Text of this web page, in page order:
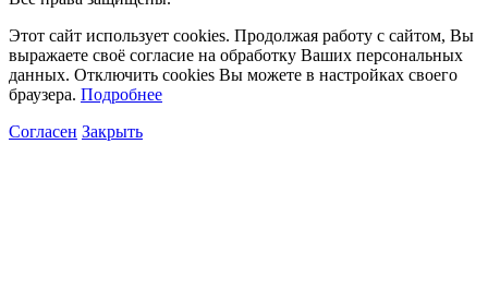
Этот сайт использует cookies. Продолжая работу с сайтом, Вы
выражаете своё согласие на обработку Ваших персональных
данных. Отключить cookies Вы можете в настройках своего
браузера. Подробнее
Согласен Закрыть